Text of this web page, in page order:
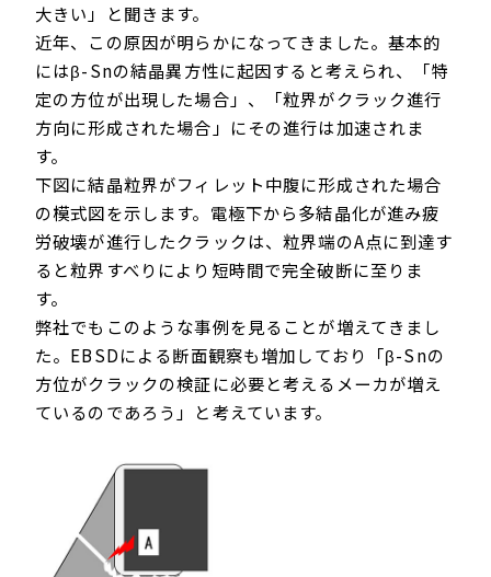
大きい」と聞きます。
近年、この原因が明らかになってきました。基本的
にはβ-Snの結晶異方性に起因すると考えられ、「特
定の方位が出現した場合」、「粒界がクラック進行
方向に形成された場合」にその進行は加速されま
す。
下図に結晶粒界がフィレット中腹に形成された場合
の模式図を示します。電極下から多結晶化が進み疲
労破壊が進行したクラックは、粒界端のA点に到達す
ると粒界すべりにより短時間で完全破断に至りま
す。
弊社でもこのような事例を見ることが増えてきまし
た。EBSDによる断面観察も増加しており「β-Snの
方位がクラックの検証に必要と考えるメーカが増え
ているのであろう」と考えています。